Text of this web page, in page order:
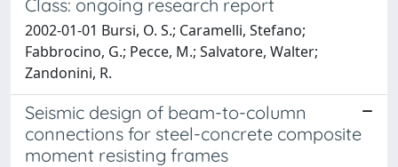
Class: ongoing research report
2002-01-01 Bursi, O. S.; Caramelli, Stefano;
Fabbrocino, G.; Pecce, M.; Salvatore, Walter;
Zandonini, R.
Seismic design of beam-to-column
connections for steel-concrete composite
moment resisting frames